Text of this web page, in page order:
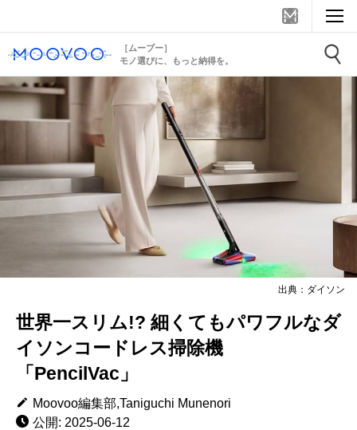
［ムーブー］
モノ選びに、もっと納得を。
出典：ダイソン
世界一スリム!? 細くてもパワフルなダ
イソンコードレス掃除機
「PencilVac」
Moovoo編集部,Taniguchi Munenori
公開: 2025-06-12